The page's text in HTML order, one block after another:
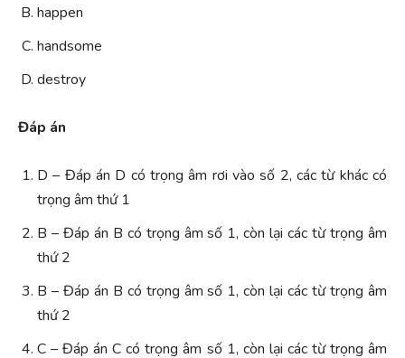
happen
handsome
destroy
Đáp án
D – Đáp án D có trọng âm rơi vào số 2, các từ khác có
trọng âm thứ 1
B – Đáp án B có trọng âm số 1, còn lại các từ trọng âm
thứ 2
B – Đáp án B có trọng âm số 1, còn lại các từ trọng âm
thứ 2
C – Đáp án C có trọng âm số 1, còn lại các từ trọng âm